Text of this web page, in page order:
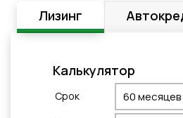
Лизинг
Калькулятор
Cрок